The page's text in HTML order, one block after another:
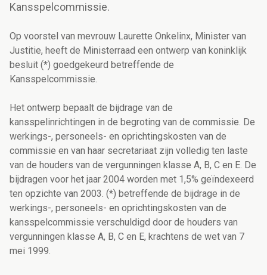
Kansspelcommissie.
Op voorstel van mevrouw Laurette Onkelinx, Minister van
Justitie, heeft de Ministerraad een ontwerp van koninklijk
besluit (*) goedgekeurd betreffende de
Kansspelcommissie.
Het ontwerp bepaalt de bijdrage van de
kansspelinrichtingen in de begroting van de commissie. De
werkings-, personeels- en oprichtingskosten van de
commissie en van haar secretariaat zijn volledig ten laste
van de houders van de vergunningen klasse A, B, C en E. De
bijdragen voor het jaar 2004 worden met 1,5% geïndexeerd
ten opzichte van 2003. (*) betreffende de bijdrage in de
werkings-, personeels- en oprichtingskosten van de
kansspelcommissie verschuldigd door de houders van
vergunningen klasse A, B, C en E, krachtens de wet van 7
mei 1999.